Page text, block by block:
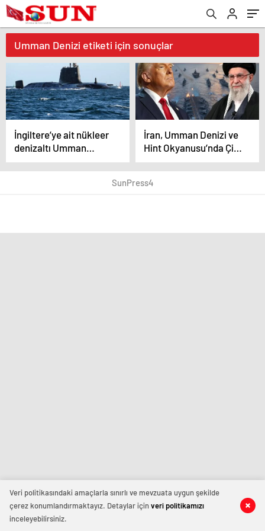
Umman Denizi etiketi için sonuçlar
İngiltere’ye ait nükleer
denizaltı Umman
Denizi’ne ulaştı
İran, Umman Denizi ve
Hint Okyanusu’nda Çin
ve Rusya ile askeri
tatbikat yapacak
SunPress4
Veri politikasındaki amaçlarla sınırlı ve mevzuata uygun şekilde
çerez konumlandırmaktayız. Detaylar içinveri politikamızı
inceleyebilirsiniz.